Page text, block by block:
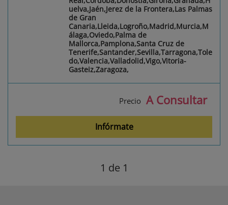
uelva,Jaén,Jerez de la Frontera,Las Palmas
de Gran
Canaria,Lleida,Logroño,Madrid,Murcia,M
álaga,Oviedo,Palma de
Mallorca,Pamplona,Santa Cruz de
Tenerife,Santander,Sevilla,Tarragona,Tole
do,Valencia,Valladolid,Vigo,Vitoria-
Gasteiz,Zaragoza,
Precio A Consultar
Infórmate
1 de 1